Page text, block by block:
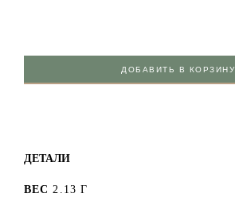
ДОБАВИТЬ В КОРЗИНУ
ДЕТАЛИ
ВЕС 2.13 Г